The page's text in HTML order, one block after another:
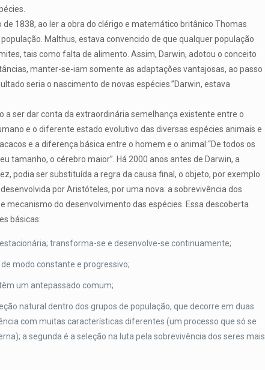
1838, ao ler a obra do clérigo e matemático britânico Thomas
Malthus, estava convencido de que qualquer população
tais como falta de alimento. Assim, Darwin, adotou o conceito
manter-se-iam somente as adaptações vantajosas, ao passo
seria o nascimento de novas espécies.”Darwin, estava
ser dar conta da extraordinária semelhança existente entre o
e o diferente estado evolutivo das diversas espécies animais e
e a diferença básica entre o homem e o animal:“De todos os
tamanho, o cérebro maior”. Há 2000 anos antes de Darwin, a
podia ser substituída a regra da causa final, o objeto, por exemplo
por Aristóteles, por uma nova: a sobrevivência dos
mecanismo do desenvolvimento das espécies. Essa descoberta
básicas:
transforma-se e desenvolve-se continuamente;
modo constante e progressivo;
um antepassado comum;
natural dentro dos grupos de população, que decorre em duas
com muitas características diferentes (um processo que só se
a segunda é a seleção na luta pela sobrevivência dos seres mais